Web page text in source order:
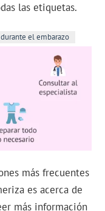
las etiquetas.
el embarazo
más frecuentes
es acerca de
más información